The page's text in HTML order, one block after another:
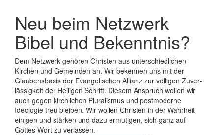
Neu beim Netzwerk
Bibel und Bekenntnis?
Dem Netzwerk gehören Christen aus unterschiedlichen
Kirchen und Gemeinden an. Wir bekennen uns mit der
Glaubens­basis der Evange­lischen Allianz zur völligen Zuver­
lässigkeit der Heiligen Schrift. Diesem Anspruch wollen wir
auch gegen kirchlichen Plura­lismus und post­moderne
Ideologie treu bleiben. Wir wollen Christen in der Wahrheit
einigen und stärken und dazu ermutigen, sich ganz auf
Gottes Wort zu verlassen.